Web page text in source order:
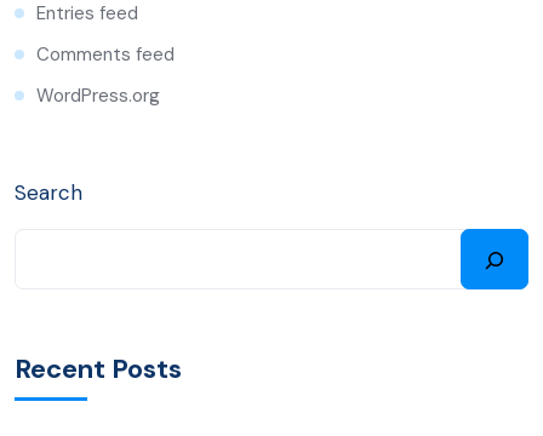
Entries feed
Comments feed
WordPress.org
Search
Recent Posts